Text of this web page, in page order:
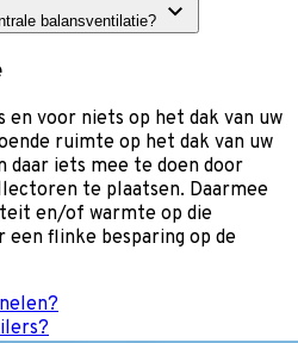
balansventilatie?
voor niets op het dak van uw
ruimte op het dak van uw
daar iets mee te doen door
te plaatsen. Daarmee
en/of warmte op die
een flinke besparing op de